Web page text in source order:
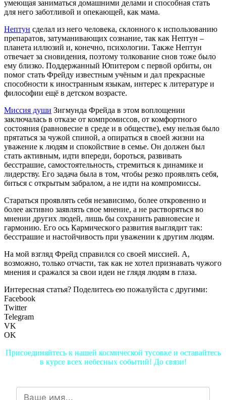
умеющая заниматься домашними делами и способная стать
для него заботливой и опекающей, как мама.
Нептун сделал из него человека, склонного к использованию
препаратов, затуманивающих сознание, так как Нептун –
планета иллюзий и, конечно, психологии. Также Нептун
отвечает за сновидения, поэтому толкование снов тоже было
ему близко. Поддержанный Юпитером с первой орбиты, он
помог стать Фрейду известным учёным и дал прекрасные
способности к иностранным языкам, интерес к литературе и
философии ещё в детском возрасте.
Миссия души Зигмунда Фрейда в этом воплощении
заключалась в отказе от компромиссов, от комфортного
состояния (равновесие в среде и в обществе), ему нельзя было
прятаться за чужой спиной, а опираться в своей жизни на
уважение к людям и спокойствие в семье. Он должен был
стать активным, идти впереди, бороться, развивать
бесстрашие, самостоятельность, стремиться к динамике и
лидерству. Его задача была в том, чтобы резко проявлять себя,
биться с открытым забралом, а не идти на компромиссы.
Стараться проявлять себя независимо, более откровенно и
более активно заявлять свое мнение, а не растворяться во
мнении других людей, лишь бы сохранить равновесие и
гармонию. Его ось Кармического развития выглядит так:
бесстрашие и настойчивость при уважении к другим людям.
На мой взгляд Фрейд справился со своей миссией. А,
возможно, только отчасти, так как не хотел признавать чужого
мнения и сражался за свои идеи не глядя людям в глаза.
Интересная статья? Поделитесь ею пожалуйста с другими:
Facebook
Twitter
Telegram
VK
OK
Присоединяйтесь к нашей космической тусовке и оставайтесь
в курсе всех небесных событий! До связи!